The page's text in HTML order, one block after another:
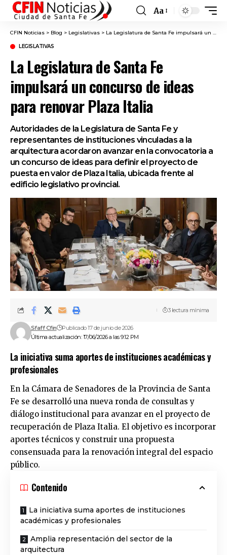
Font
Resizer
Aa
CFIN Noticias > Blog > Legislativas > La Legislatura de Santa Fe impulsará un concurso de ideas para renovar Plaza Italia
LEGISLATIVAS
La Legislatura de Santa Fe
impulsará un concurso de ideas
para renovar Plaza Italia
Autoridades de la Legislatura de Santa Fe y
representantes de instituciones vinculadas a la
arquitectura acordaron avanzar en la convocatoria a
un concurso de ideas para definir el proyecto de
puesta en valor de Plaza Italia, ubicada frente al
edificio legislativo provincial.
Última actualización: 17/06/2026 a las 9:12 PM
Sfaff Cfin Publicado 17 de junio de 2026
3 lectura mínima
La iniciativa suma aportes de instituciones académicas y
profesionales
En la Cámara de Senadores de la Provincia de Santa
Fe se desarrolló una nueva ronda de consultas y
diálogo institucional para avanzar en el proyecto de
recuperación de Plaza Italia. El objetivo es incorporar
aportes técnicos y construir una propuesta
consensuada para la renovación integral del espacio
público.
Contenido
La iniciativa suma aportes de instituciones
académicas y profesionales
Amplia representación del sector de la
arquitectura